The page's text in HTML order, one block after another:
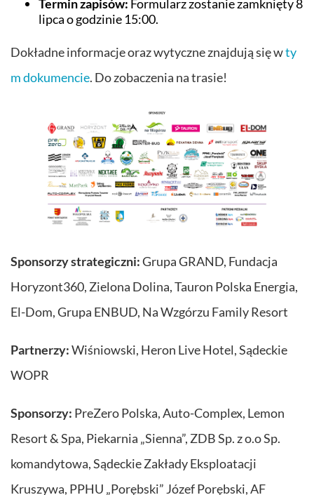
Termin zapisów: Formularz zostanie zamknięty 8
lipca o godzinie 15:00.
Dokładne informacje oraz wytyczne znajdują się wty
m dokumencie. Do zobaczenia na trasie!
Sponsorzy strategiczni:Grupa GRAND, Fundacja
Horyzont360, Zielona Dolina, Tauron Polska Energia,
El-Dom, Grupa ENBUD, Na Wzgórzu Family Resort
Partnerzy:Wiśniowski, Heron Live Hotel, Sądeckie
WOPR
Sponsorzy: PreZero Polska, Auto-Complex, Lemon
Resort & Spa, Piekarnia „Sienna”, ZDB Sp. z o.o Sp.
komandytowa, Sądeckie Zakłady Eksploatacji
Kruszywa, PPHU „Porębski” Józef Porębski, AF